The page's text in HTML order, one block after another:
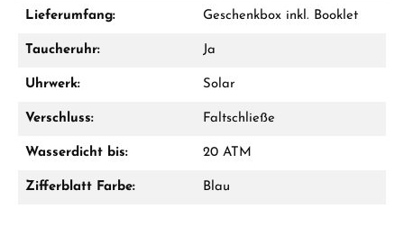
WhatsApp Chat
Geschenk im Warenkorb.
GESCHENKE ANSEHEN
Lieferumfang: Geschenkbox inkl. Booklet
Taucheruhr: Ja
Uhrwerk: Solar
Verschluss: Faltschließe
Wasserdicht bis: 20 ATM
Zifferblatt Farbe: Blau